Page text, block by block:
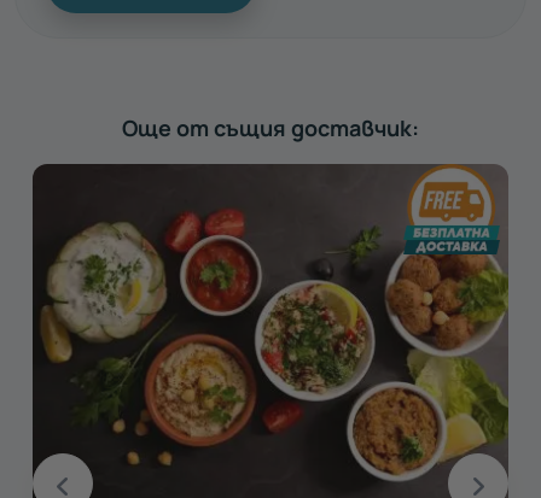
Още от същия доставчик: